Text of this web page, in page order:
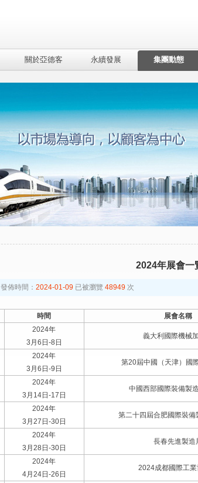
關於亞德客 永續發展 集團動態
2024年展會一
發佈時間： 2024-01-09已被瀏覽 48949次
時間 展會名稱
2024年
3月6日-8日
義大利國際機械
2024年
3月6日-9日
第20屆中國（天津）國
2024年
3月14日-17日
中國西部國際裝備製
2024年
3月27日-30日
第二十四屆合肥國際裝備
2024年
3月28日-30日
長春先進製造
2024年
4月24日-26日
2024成都國際工業